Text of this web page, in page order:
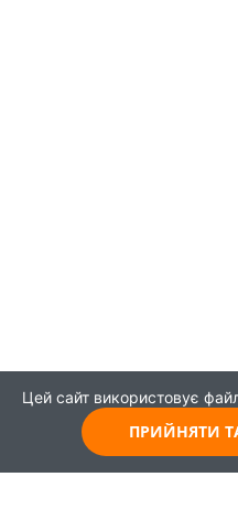
Цей сайт використовує
ПРИЙНЯТИ